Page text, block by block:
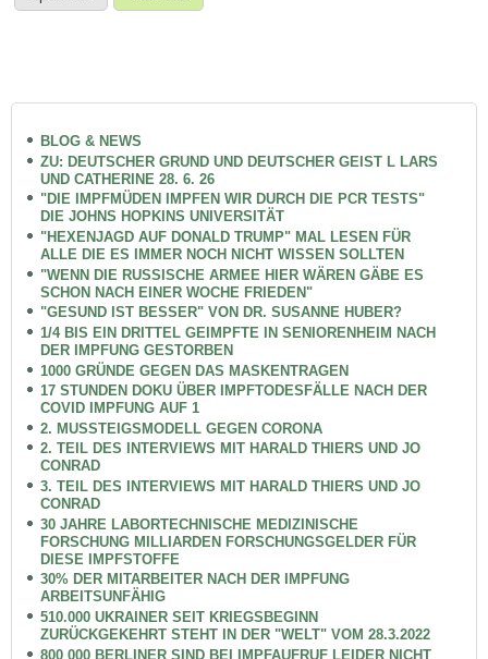
BLOG & NEWS
ZU: DEUTSCHER GRUND UND DEUTSCHER GEIST L LARS
UND CATHERINE 28. 6. 26
"DIE IMPFMÜDEN IMPFEN WIR DURCH DIE PCR TESTS"
DIE JOHNS HOPKINS UNIVERSITÄT
"HEXENJAGD AUF DONALD TRUMP" MAL LESEN FÜR
ALLE DIE ES IMMER NOCH NICHT WISSEN SOLLTEN
"WENN DIE RUSSISCHE ARMEE HIER WÄREN GÄBE ES
SCHON NACH EINER WOCHE FRIEDEN"
"GESUND IST BESSER" VON DR. SUSANNE HUBER?
1/4 BIS EIN DRITTEL GEIMPFTE IN SENIORENHEIM NACH
DER IMPFUNG GESTORBEN
1000 GRÜNDE GEGEN DAS MASKENTRAGEN
17 STUNDEN DOKU ÜBER IMPFTODESFÄLLE NACH DER
COVID IMPFUNG AUF 1
2. MUSSTEIGSMODELL GEGEN CORONA
2. TEIL DES INTERVIEWS MIT HARALD THIERS UND JO
CONRAD
3. TEIL DES INTERVIEWS MIT HARALD THIERS UND JO
CONRAD
30 JAHRE LABORTECHNISCHE MEDIZINISCHE
FORSCHUNG MILLIARDEN FORSCHUNGSGELDER FÜR
DIESE IMPFSTOFFE
30% DER MITARBEITER NACH DER IMPFUNG
ARBEITSUNFÄHIG
510.000 UKRAINER SEIT KRIEGSBEGINN
ZURÜCKGEKEHRT STEHT IN DER "WELT" VOM 28.3.2022
800 000 BERLINER SIND BEI IMPFAUFRUF LEIDER NICHT